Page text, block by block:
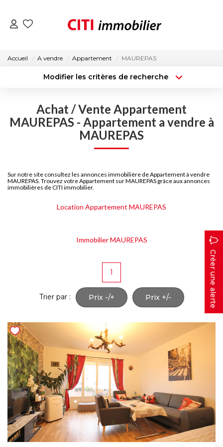
LOCATIONS
ESTIMATION
NOS AGENCES
ACTUALITÉS
Accueil A vendre Appartement MAUREPAS
Modifier les critères de recherche
Sélectionnez...
Type de bien
Surface min
Achat / Vente Appartement
MAUREPAS - Appartement a vendre à
MAUREPAS
Sur notre site consultez les annonces immobilière de Appartement à vendre
MAUREPAS. Trouvez votre Appartement sur MAUREPAS grâce aux annonces
immobilières de CITI immobilier.
Location Appartement MAUREPAS
Immobilier MAUREPAS
Créer une alerte
1
Trier par : Prix -/+ Prix +/-